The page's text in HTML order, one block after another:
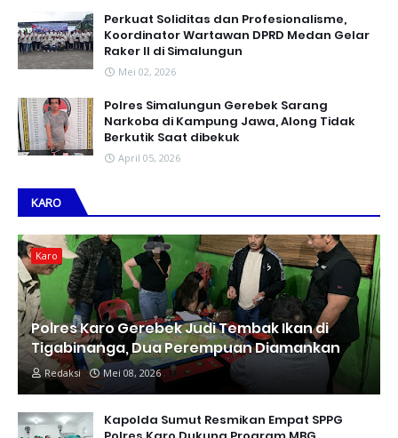
Perkuat Soliditas dan Profesionalisme,
Koordinator Wartawan DPRD Medan Gelar
Raker II di Simalungun
Mei 02, 2026
Polres Simalungun Gerebek Sarang
Narkoba di Kampung Jawa, Along Tidak
Berkutik Saat dibekuk
April 05, 2026
KARO
Karo
Polres Karo Gerebek Judi Tembak Ikan di
Tigabinanga, Dua Perempuan Diamankan
Redaksi Mei 08, 2026
Kapolda Sumut Resmikan Empat SPPG